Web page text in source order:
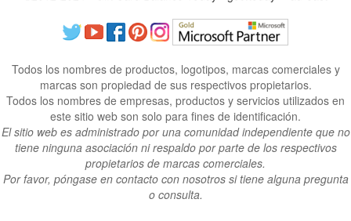
Todos los nombres de productos, logotipos, marcas comerciales y
marcas son propiedad de sus respectivos propietarios.
Todos los nombres de empresas, productos y servicios utilizados en
este sitio web son solo para fines de identificación.
El sitio web es administrado por una comunidad independiente que no
tiene ninguna asociación ni respaldo por parte de los respectivos
propietarios de marcas comerciales.
Por favor, póngase en contacto con nosotros si tiene alguna pregunta
o consulta.